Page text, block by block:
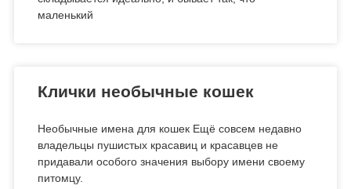
маленький
Клички необычные кошек
Необычные имена для кошек Ещё совсем недавно
владельцы пушистых красавиц и красавцев не
придавали особого значения выбору имени своему
питомцу.